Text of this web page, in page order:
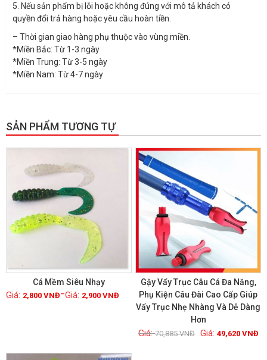
5. Nếu sản phẩm bị lỗi hoặc không đúng với mô tả khách có
quyền đổi trả hàng hoặc yêu cầu hoàn tiền.
– Thời gian giao hàng phụ thuộc vào vùng miền.
*Miền Bắc: Từ 1-3 ngày
*Miền Trung: Từ 3-5 ngày
*Miền Nam: Từ 4-7 ngày
SẢN PHẨM TƯƠNG TỰ
Cá Mềm Siêu Nhạy
2,800 VNĐ– 2,900 VNĐ
GIẢM GIÁ!
Xem chi tiết
Gậy Vẩy Trục Câu Cá Đa Năng,
Phụ Kiện Câu Đài Cao Cấp Giúp
Vẩy Trục Nhẹ Nhàng Và Dễ Dàng
Hơn
70,885VNĐ 49,620VNĐ